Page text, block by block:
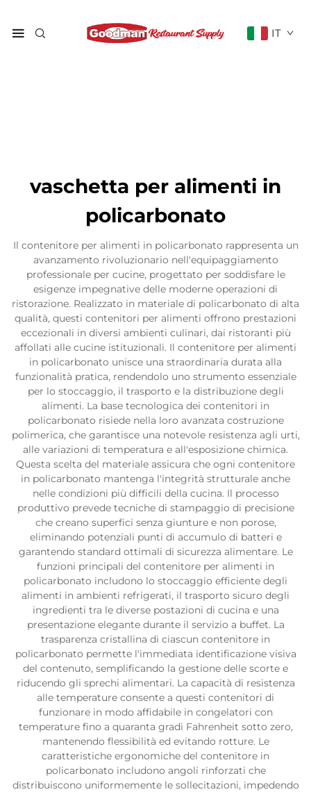
IT
vaschetta per alimenti in
policarbonato
Il contenitore per alimenti in policarbonato rappresenta un
avanzamento rivoluzionario nell'equipaggiamento
professionale per cucine, progettato per soddisfare le
esigenze impegnative delle moderne operazioni di
ristorazione. Realizzato in materiale di policarbonato di alta
qualità, questi contenitori per alimenti offrono prestazioni
eccezionali in diversi ambienti culinari, dai ristoranti più
affollati alle cucine istituzionali. Il contenitore per alimenti
in policarbonato unisce una straordinaria durata alla
funzionalità pratica, rendendolo uno strumento essenziale
per lo stoccaggio, il trasporto e la distribuzione degli
alimenti. La base tecnologica dei contenitori in
policarbonato risiede nella loro avanzata costruzione
polimerica, che garantisce una notevole resistenza agli urti,
alle variazioni di temperatura e all'esposizione chimica.
Questa scelta del materiale assicura che ogni contenitore
in policarbonato mantenga l'integrità strutturale anche
nelle condizioni più difficili della cucina. Il processo
produttivo prevede tecniche di stampaggio di precisione
che creano superfici senza giunture e non porose,
eliminando potenziali punti di accumulo di batteri e
garantendo standard ottimali di sicurezza alimentare. Le
funzioni principali del contenitore per alimenti in
policarbonato includono lo stoccaggio efficiente degli
alimenti in ambienti refrigerati, il trasporto sicuro degli
ingredienti tra le diverse postazioni di cucina e una
presentazione elegante durante il servizio a buffet. La
trasparenza cristallina di ciascun contenitore in
policarbonato permette l'immediata identificazione visiva
del contenuto, semplificando la gestione delle scorte e
riducendo gli sprechi alimentari. La capacità di resistenza
alle temperature consente a questi contenitori di
funzionare in modo affidabile in congelatori con
temperature fino a quaranta gradi Fahrenheit sotto zero,
mantenendo flessibilità ed evitando rotture. Le
caratteristiche ergonomiche del contenitore in
policarbonato includono angoli rinforzati che
distribuiscono uniformemente le sollecitazioni, impedendo